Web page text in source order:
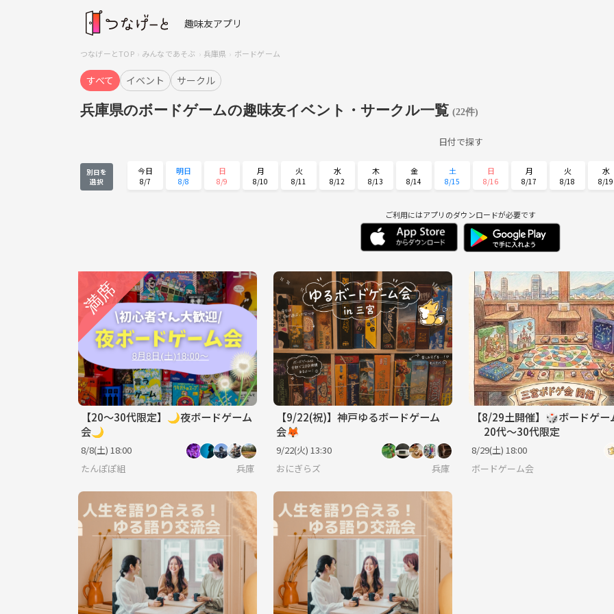
趣味友アプリ
つなげーとTOP みんなであそぶ 兵庫県 ボードゲーム
すべて イベント サークル
兵庫県のボードゲームの趣味友イベント・サークル一覧 (22件)
日付で探す
別日を
選択
今日
8/7
明日
8/8
日
8/9
月
8/10
火
8/11
水
8/12
木
8/13
金
8/14
土
8/15
日
8/16
月
8/17
火
8/18
水
8/19
9/1 9/2 9/3 9/4
ご利用にはアプリのダウンロードが必要です
【20〜30代限定】🌙夜ボードゲーム
会🌙
8/8(土) 18:00
たんぽぽ組
兵庫
【9/22(祝)】神戸ゆるボードゲーム
会🦊
9/22(火) 13:30
おにぎらズ
兵庫
【8/29土開催】🎲ボードゲ
20代～30代限定
8/29(土) 18:00
ボードゲーム会